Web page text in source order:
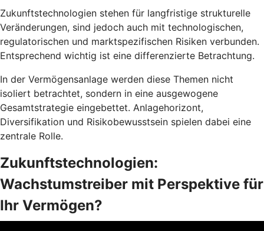
Zukunftstechnologien stehen für langfristige strukturelle
Veränderungen, sind jedoch auch mit technologischen,
regulatorischen und marktspezifischen Risiken verbunden.
Entsprechend wichtig ist eine differenzierte Betrachtung.
In der Vermögensanlage werden diese Themen nicht
isoliert betrachtet, sondern in eine ausgewogene
Gesamtstrategie eingebettet. Anlagehorizont,
Diversifikation und Risikobewusstsein spielen dabei eine
zentrale Rolle.
Zukunftstechnologien:
Wachstumstreiber mit Perspektive für
Ihr Vermögen?